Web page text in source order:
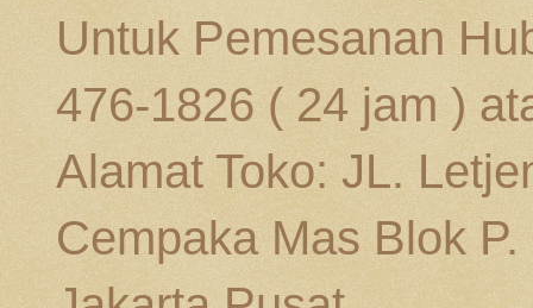
Untuk Pemesanan
476-1826 ( 24 jam )
Alamat Toko: JL.
Cempaka Mas Blok